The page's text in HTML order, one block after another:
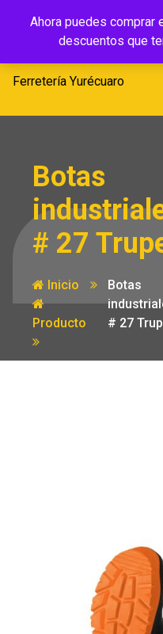
Ahora puedes comprar
descuentos que
Ferretería
Yurécuaro
Ferretería Yurécuaro
Botas
# 27
Inicio
Producto
Botas
# 27